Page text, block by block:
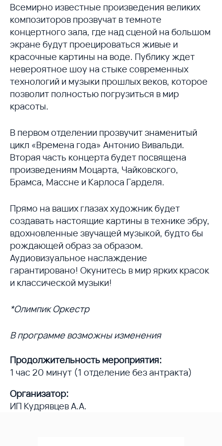
Всемирно известные произведения великих
композиторов прозвучат в темноте
концертного зала, где над сценой на большом
экране будут проецироваться живые и
красочные картины на воде. Публику ждет
невероятное шоу на стыке современных
технологий и музыки прошлых веков, которое
позволит полностью погрузиться в мир
красоты.
В первом отделении прозвучит знаменитый
цикл «Времена года» Антонио Вивальди.
Вторая часть концерта будет посвящена
произведениям Моцарта, Чайковского,
Брамса, Массне и Карлоса Гарделя.
Прямо на ваших глазах художник будет
создавать настоящие картины в технике эбру,
вдохновленные звучащей музыкой, будто бы
рождающей образ за образом.
Аудиовизуальное наслаждение
гарантировано! Окунитесь в мир ярких красок
и классической музыки!
*Олимпик Оркестр
В программе возможны изменения
Продолжительность мероприятия:
1 час 20 минут (1 отделение без антракта)
Организатор:
ИП Кудрявцев А.А.